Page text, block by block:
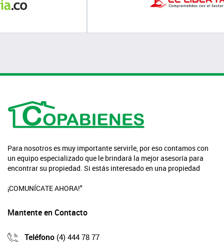
Para nosotros es muy importante servirle, por eso contamos con
un equipo especializado que le brindará la mejor asesoría para
encontrar su propiedad. Si estás interesado en una propiedad
¡COMUNÍCATE AHORA!"
Mantente en Contacto
Teléfono (4) 444 78 77